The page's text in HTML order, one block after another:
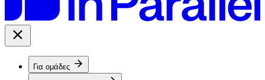
Για ομάδες